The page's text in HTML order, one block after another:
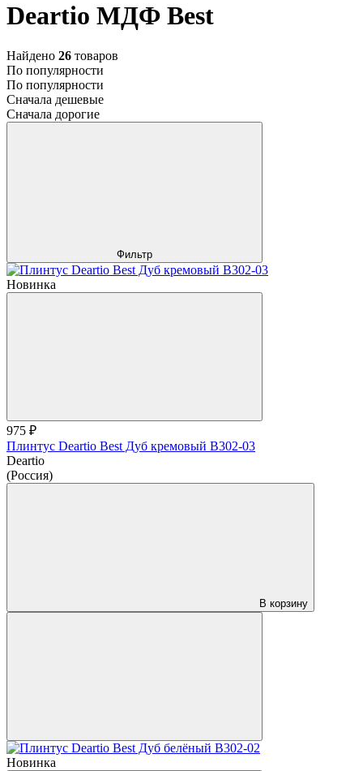
Deartio МДФ Best
Найдено 26 товаров
По популярности
По популярности
Сначала дешевые
Сначала дорогие
Фильтр
Новинка
975 ₽
Плинтус Deartio Best Дуб кремовый B302-03
Deartio
(Россия)
В корзину
Новинка